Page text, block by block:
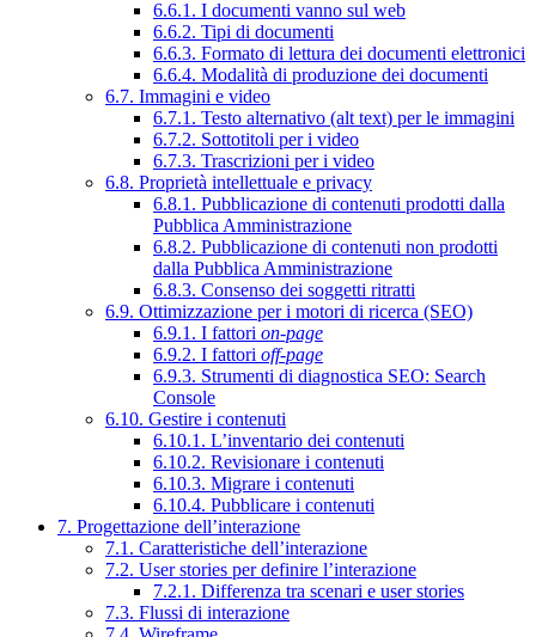
6.6.1. I documenti vanno sul web
6.6.2. Tipi di documenti
6.6.3. Formato di lettura dei documenti elettronici
6.6.4. Modalità di produzione dei documenti
6.7. Immagini e video
6.7.1. Testo alternativo (alt text) per le immagini
6.7.2. Sottotitoli per i video
6.7.3. Trascrizioni per i video
6.8. Proprietà intellettuale e privacy
6.8.1. Pubblicazione di contenuti prodotti dalla
Pubblica Amministrazione
6.8.2. Pubblicazione di contenuti non prodotti
dalla Pubblica Amministrazione
6.8.3. Consenso dei soggetti ritratti
6.9. Ottimizzazione per i motori di ricerca (SEO)
6.9.1. I fattori on-page
6.9.2. I fattori off-page
6.9.3. Strumenti di diagnostica SEO: Search
Console
6.10. Gestire i contenuti
6.10.1. L’inventario dei contenuti
6.10.2. Revisionare i contenuti
6.10.3. Migrare i contenuti
6.10.4. Pubblicare i contenuti
7. Progettazione dell’interazione
7.1. Caratteristiche dell’interazione
7.2. User stories per definire l’interazione
7.2.1. Differenza tra scenari e user stories
7.3. Flussi di interazione